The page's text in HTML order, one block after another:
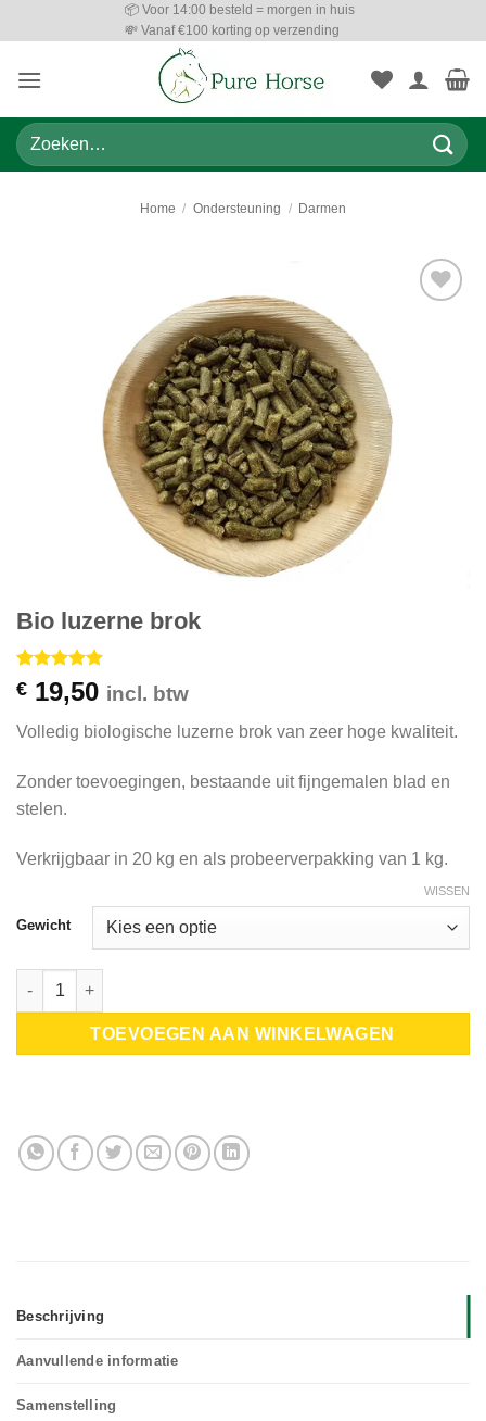
naar
📦 Voor 14:00 besteld = morgen in huis
💸 Vanaf €100 korting op verzending
Zoeken
naar:
Home / Ondersteuning / Darmen
Bio luzerne brok
Gewaardeerd
5op 5
op
1
klant
€ 19,50 incl. btw
Volledig biologische luzerne brok van zeer hoge kwaliteit.
Zonder toevoegingen, bestaande uit fijngemalen blad en
stelen.
Verkrijgbaar in 20 kg en als probeerverpakking van 1 kg.
Gewicht
WISSEN
Bio luzerne brok aantal
TOEVOEGEN AAN WINKELWAGEN
Beschrijving
Aanvullende informatie
Samenstelling